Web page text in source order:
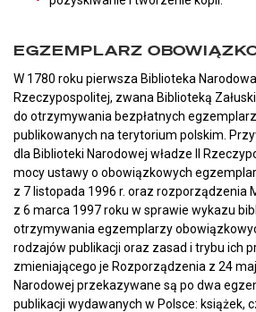
EGZEMPLARZ
W 1780 roku pierwsza Biblioteka
Rzeczypospolitej, zwana Biblioteką
do otrzymywania bezpłatnych
publikowanych na terytorium polskim.
dla Biblioteki Narodowej władze II
mocy ustawy o obowiązkowych
z 7 listopada 1996 r. oraz rozporządzenia
z 6 marca 1997 roku w sprawie wykazu
otrzymywania egzemplarzy
rodzajów publikacji oraz zasad i trybu ich
zmieniającego je Rozporządzenia z 24
Narodowej przekazywane są po dwa
publikacji wydawanych w Polsce: książek,